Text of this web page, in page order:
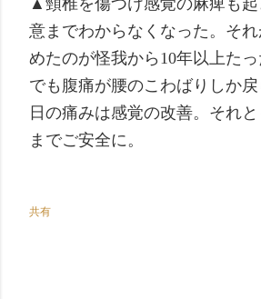
▲頸椎を傷つけ感覚の麻痺も
意までわからなくなった。そ
めたのが怪我から10年以上た
でも腹痛が腰のこわばりしか
日の痛みは感覚の改善。それ
までご安全に。
共有